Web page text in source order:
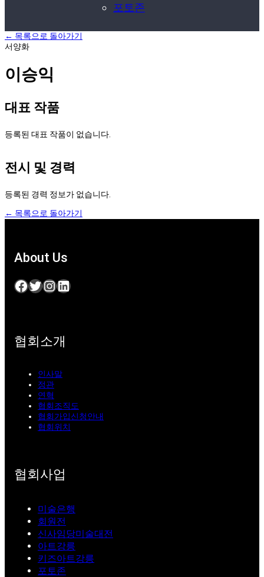
포토존
← 목록으로 돌아가기
서양화
이승익
대표 작품
등록된 대표 작품이 없습니다.
전시 및 경력
등록된 경력 정보가 없습니다.
← 목록으로 돌아가기
About Us
Facebook Twitter InstagramLinkedIn
협회소개
인사말
정관
연혁
협회조직도
협회가입신청안내
협회위치
협회사업
미술은행
회원전
신사임당미술대전
아트강릉
키즈아트강릉
포토존